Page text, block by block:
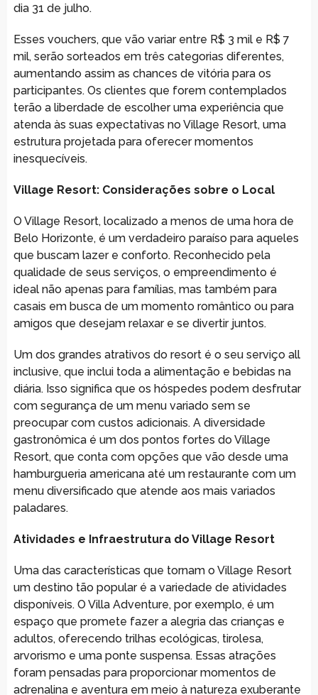
dia 31 de julho.
Esses vouchers, que vão variar entre R$ 3 mil e R$ 7
mil, serão sorteados em três categorias diferentes,
aumentando assim as chances de vitória para os
participantes. Os clientes que forem contemplados
terão a liberdade de escolher uma experiência que
atenda às suas expectativas no Village Resort, uma
estrutura projetada para oferecer momentos
inesquecíveis.
Village Resort: Considerações sobre o Local
O Village Resort, localizado a menos de uma hora de
Belo Horizonte, é um verdadeiro paraíso para aqueles
que buscam lazer e conforto. Reconhecido pela
qualidade de seus serviços, o empreendimento é
ideal não apenas para famílias, mas também para
casais em busca de um momento romântico ou para
amigos que desejam relaxar e se divertir juntos.
Um dos grandes atrativos do resort é o seu serviço all
inclusive, que inclui toda a alimentação e bebidas na
diária. Isso significa que os hóspedes podem desfrutar
com segurança de um menu variado sem se
preocupar com custos adicionais. A diversidade
gastronômica é um dos pontos fortes do Village
Resort, que conta com opções que vão desde uma
hamburgueria americana até um restaurante com um
menu diversificado que atende aos mais variados
paladares.
Atividades e Infraestrutura do Village Resort
Uma das características que tornam o Village Resort
um destino tão popular é a variedade de atividades
disponíveis. O Villa Adventure, por exemplo, é um
espaço que promete fazer a alegria das crianças e
adultos, oferecendo trilhas ecológicas, tirolesa,
arvorismo e uma ponte suspensa. Essas atrações
foram pensadas para proporcionar momentos de
adrenalina e aventura em meio à natureza exuberante